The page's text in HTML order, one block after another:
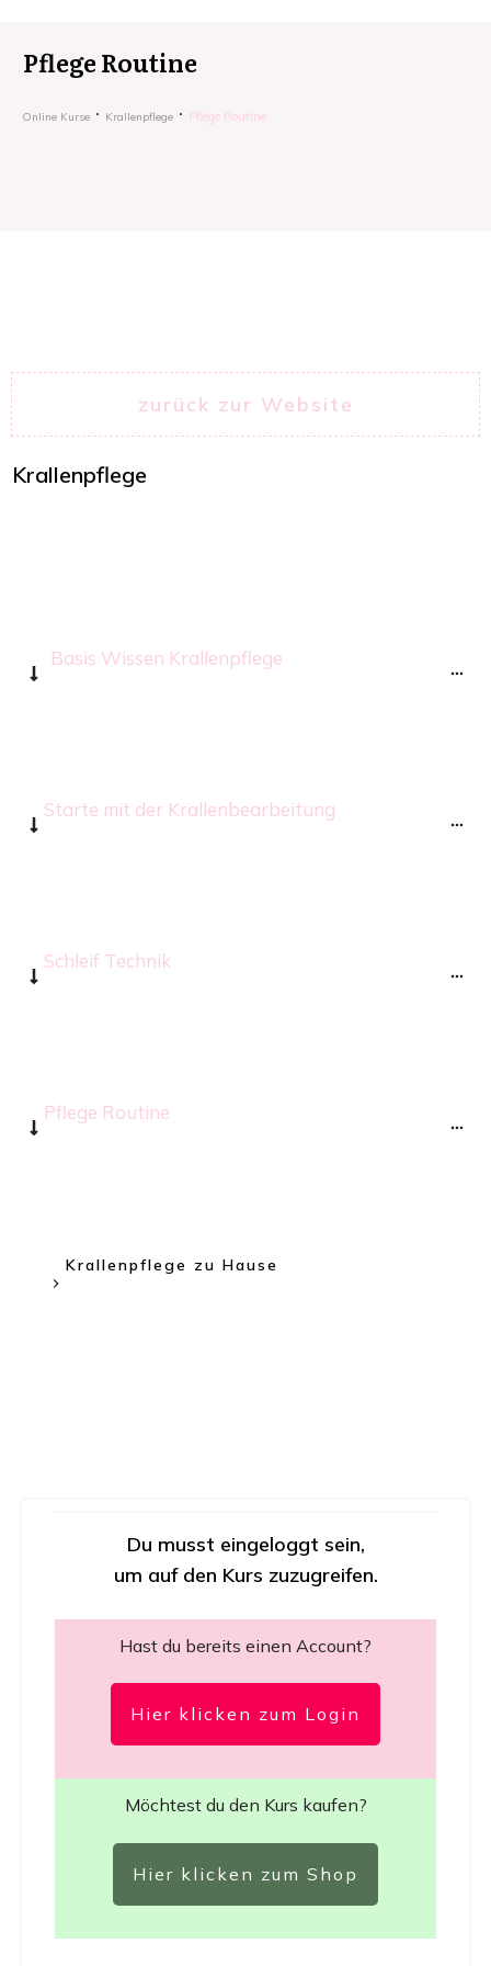
Pflege Routine
Online Kurse Krallenpflege Pflege Routine
Du musst eingeloggt sein,
um auf den Kurs zuzugreifen.
Hast du bereits einen Account?
Hier klicken zum Login
Möchtest du den Kurs kaufen?
Hier klicken zum Shop
zurück zur Website
Krallenpflege
Basis Wissen Krallenpflege
Starte mit der Krallenbearbeitung
Schleif Technik
Pflege Routine
Krallenpflege zu Hause